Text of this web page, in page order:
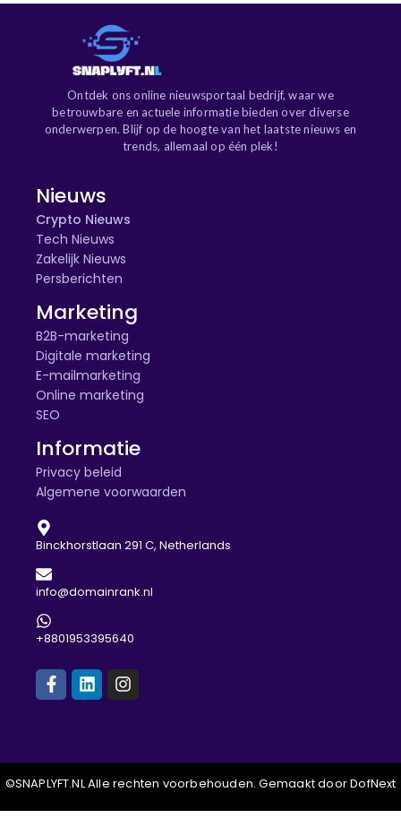
Ontdek ons online nieuwsportaal bedrijf, waar we
betrouwbare en actuele informatie bieden over diverse
onderwerpen. Blijf op de hoogte van het laatste nieuws en
trends, allemaal op één plek!
Nieuws
Crypto Nieuws
Tech Nieuws
Zakelijk Nieuws
Persberichten
Marketing
B2B-marketing
Digitale marketing
E-mailmarketing
Online marketing
SEO
Informatie
Privacy beleid
Algemene voorwaarden
Binckhorstlaan 291 C, Netherlands
info@domainrank.nl
+8801953395640
©SNAPLYFT.NL Alle rechten voorbehouden. Gemaakt door DofNext